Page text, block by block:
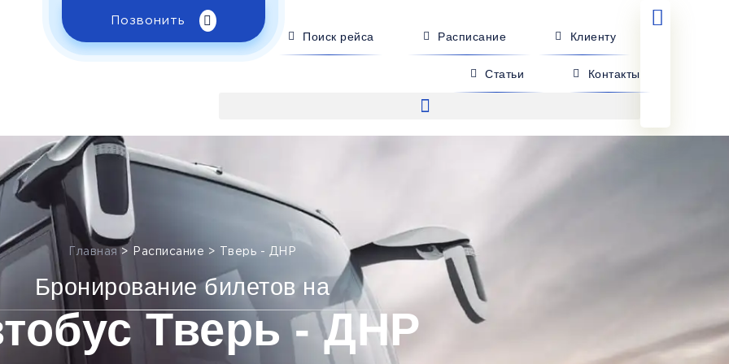
Позвонить
Поиск рейса Расписание Клиенту
Статьи Контакты
Главная > Расписание > Тверь - ДНР
Бронирование билетов на
Тверь - ДНР